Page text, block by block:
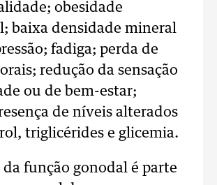
obesidade
baixa densidade mineral
fadiga; perda de
redução da sensação
ou de bem-estar;
de níveis alterados
triglicérides e glicemia.
função gonodal é parte